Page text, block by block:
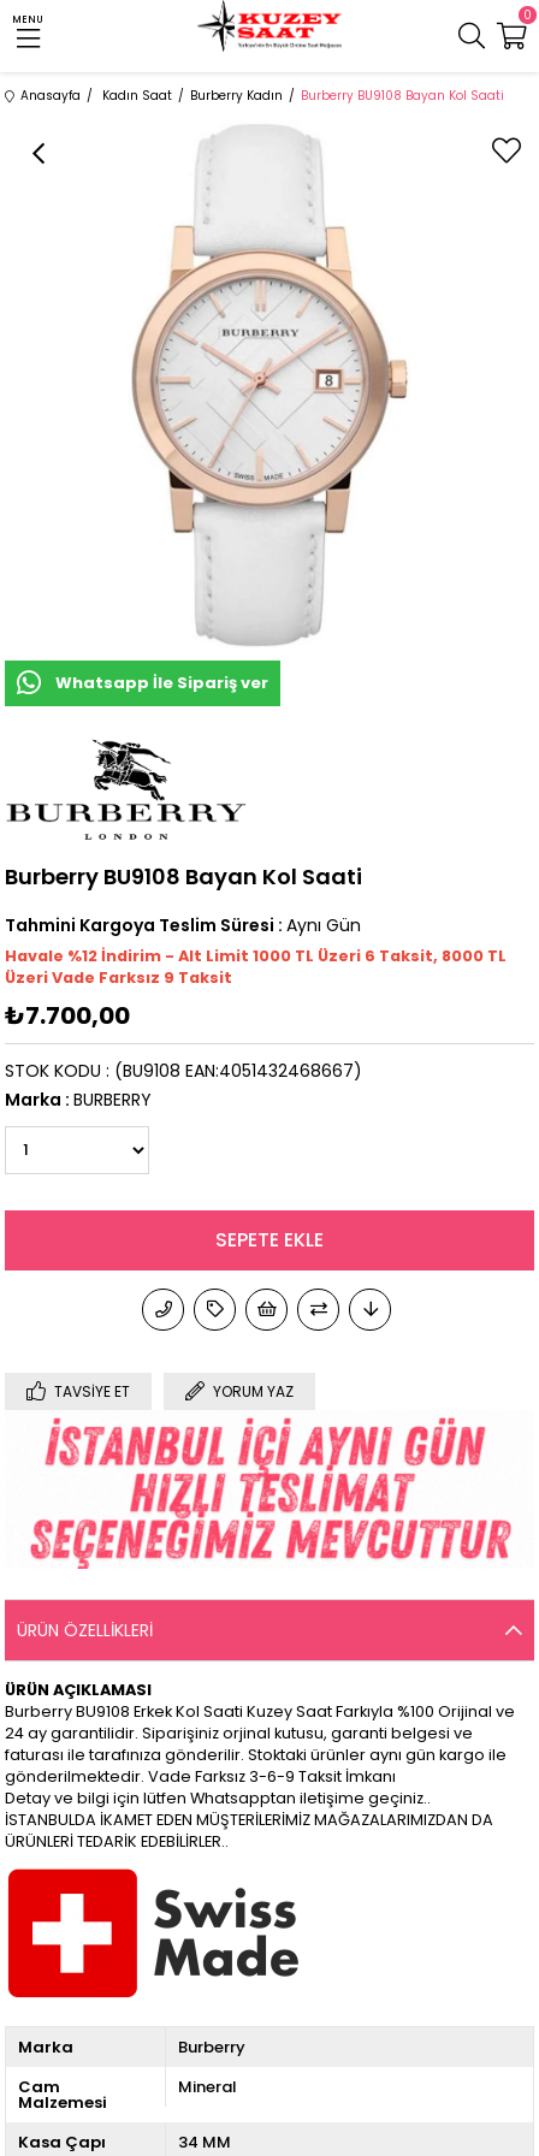
MENU 0
Anasayfa Kadın Saat Burberry Kadın Burberry BU9108 Bayan Kol Saati
Whatsapp İle Sipariş ver
Burberry BU9108 Bayan Kol Saati
Tahmini Kargoya Teslim Süresi : Aynı Gün
Havale %12 İndirim - Alt Limit 1000 TL Üzeri 6 Taksit, 8000 TL
Üzeri Vade Farksız 9 Taksit
₺7.700,00
(BU9108 EAN:4051432468667)
STOK KODU
Marka : BURBERRY
TAVSIYE ET YORUM YAZ
ÜRÜN ÖZELLIKLERI
ÜRÜN AÇIKLAMASI
Burberry BU9108 Erkek Kol Saati Kuzey Saat Farkıyla %100 Orijinal ve
24 ay garantilidir. Siparişiniz orjinal kutusu, garanti belgesi ve
faturası ile tarafınıza gönderilir. Stoktaki ürünler aynı gün kargo ile
gönderilmektedir. Vade Farksız 3-6-9 Taksit İmkanı
Detay ve bilgi için lütfen Whatsapptan iletişime geçiniz..
İSTANBULDA İKAMET EDEN MÜŞTERİLERİMİZ MAĞAZALARIMIZDAN DA
ÜRÜNLERİ TEDARİK EDEBİLİRLER..
Marka
Burberry
Cam
Malzemesi
Mineral
Kasa Çapı 34 MM